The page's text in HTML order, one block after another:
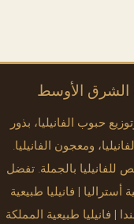
الشرق الأوسط
حبوب الفانيليا، بذور
ومعجون الفانيليا.
للفانيليا بالجملة. تفضل
أستراليا
فانيليا طبيعية
فانيليا طبيعية المملكة